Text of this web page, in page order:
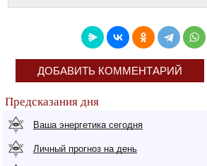
ДОБАВИТЬ КОММЕНТАРИЙ
Предсказания дня
Ваша энергетика сегодня
Личный прогноз на день